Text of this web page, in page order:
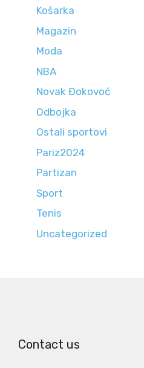
Košarka
Magazin
Moda
NBA
Novak Đokovoć
Odbojka
Ostali sportovi
Pariz2024
Partizan
Sport
Tenis
Uncategorized
Contact us